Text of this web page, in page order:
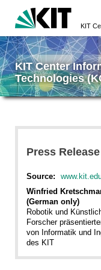
KIT Center
Technologies
Press
Source:
Winfried
(German only)
Robotik und
Forscher
von Informatik und
des KIT